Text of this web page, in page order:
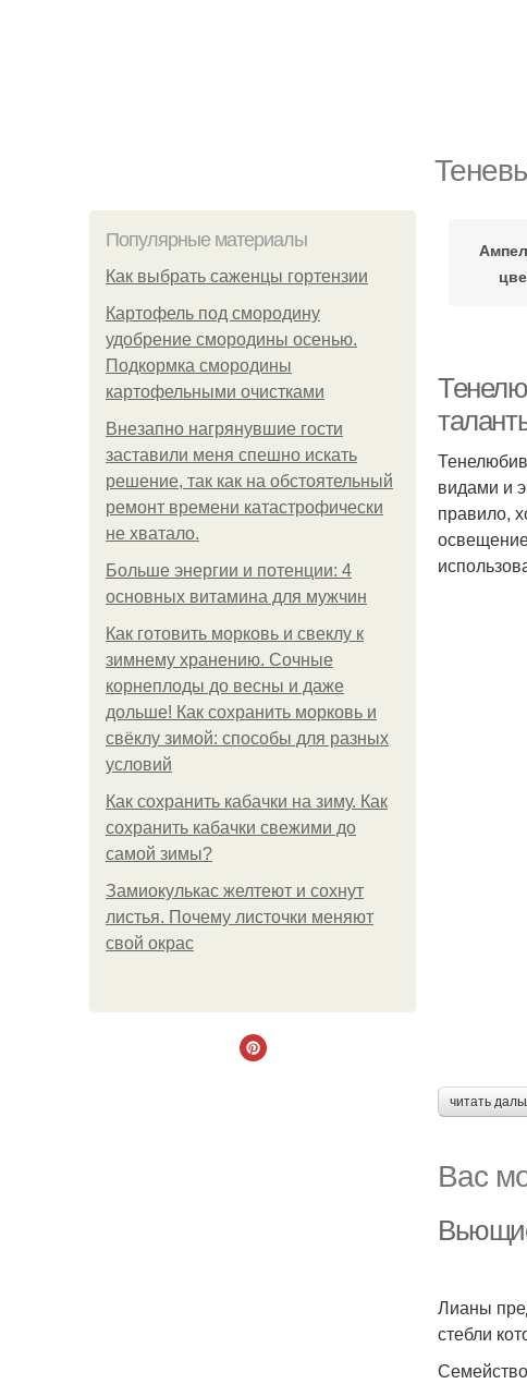
Популярные материалы
Как выбрать саженцы гортензии
Картофель под смородину
удобрение смородины осенью.
Подкормка смородины
картофельными очистками
Внезапно нагрянувшие гости
заставили меня спешно искать
решение, так как на обстоятельный
ремонт времени катастрофически
не хватало.
Больше энергии и потенции: 4
основных витамина для мужчин
Как готовить морковь и свеклу к
зимнему хранению. Сочные
корнеплоды до весны и даже
дольше! Как сохранить морковь и
свёклу зимой: способы для разных
условий
Как сохранить кабачки на зиму. Как
сохранить кабачки свежими до
самой зимы?
Замиокулькас желтеют и сохнут
листья. Почему листочки меняют
свой окрас
видами и
правило,
читать
Вас
Лианы
стебли